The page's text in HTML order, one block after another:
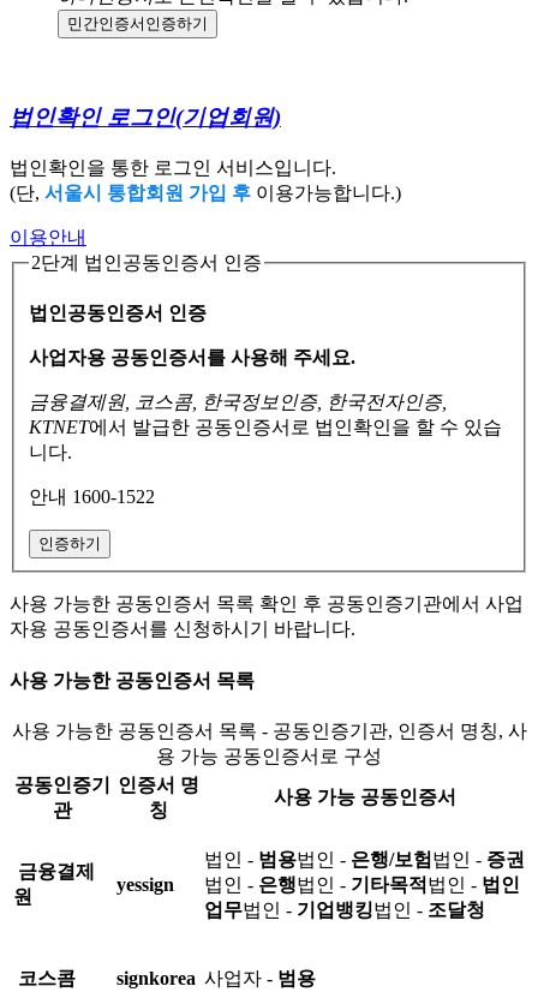
민간인증서 인증하기
법인확인 로그인(기업회원)
법인확인을 통한 로그인 서비스입니다.
(단, 서울시 통합회원 가입 후 이용가능합니다.)
이용안내
2단계 법인공동인증서 인증
법인공동인증서 인증
사업자용 공동인증서를 사용해 주세요.
금융결제원, 코스콤, 한국정보인증, 한국전자인증,
KTNET에서 발급한 공동인증서로 법인확인을 할 수 있습
니다.
안내 1600-1522
인증하기
사용 가능한 공동인증서 목록 확인 후 공동인증기관에서 사업
자용 공동인증서를 신청하시기 바랍니다.
사용 가능한 공동인증서 목록
사용 가능한 공동인증서 목록 - 공동인증기관, 인증서 명칭, 사
용 가능 공동인증서로 구성
공동인증기
관
인증서 명
칭
사용 가능 공동인증서
금융결제
원
yessign
법인 - 범용법인 - 은행/보험 법인 - 증권
법인 - 은행법인 - 기타목적 법인 - 법인
업무법인 - 기업뱅킹법인 - 조달청
코스콤 signkorea 사업자 - 범용